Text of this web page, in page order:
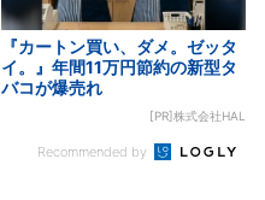
『カートン買い、ダメ。ゼッタ
イ。』年間11万円節約の新型タ
バコが爆売れ
[PR]株式会社HAL
Recommended by